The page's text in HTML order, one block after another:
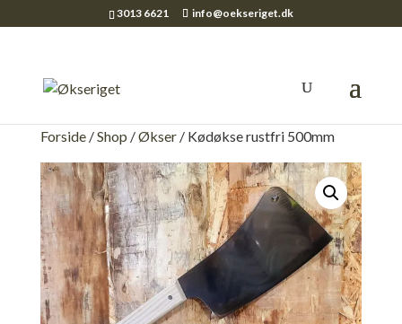
3013 6621 info@oekseriget.dk
Forside/Shop /Økser/ Kødøkse rustfri 500mm